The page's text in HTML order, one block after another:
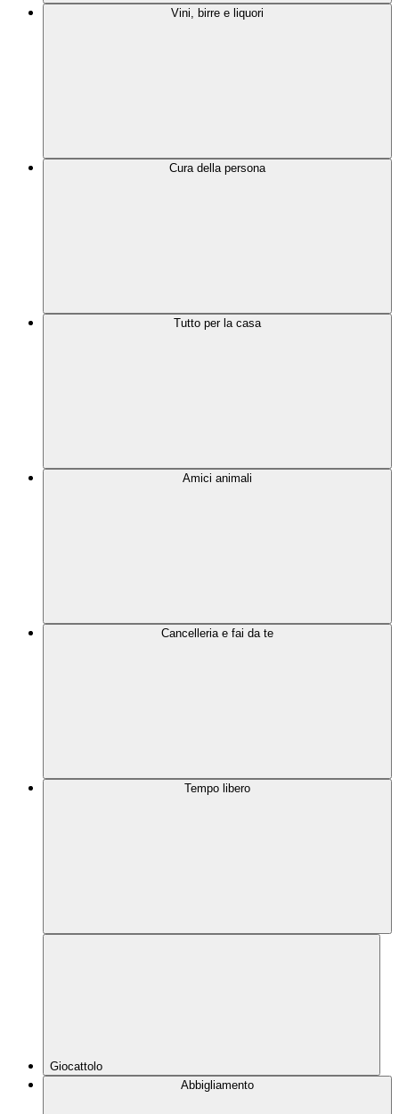
Vini, birre e liquori
Cura della persona
Tutto per la casa
Amici animali
Cancelleria e fai da te
Tempo libero
Giocattolo
Abbigliamento